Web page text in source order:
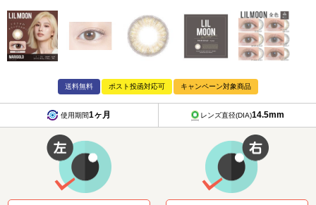
送料無料 ポスト投函対応可 キャンペーン対象商品
使用期間1ヶ月 レンズ直径(DIA)14.5mm